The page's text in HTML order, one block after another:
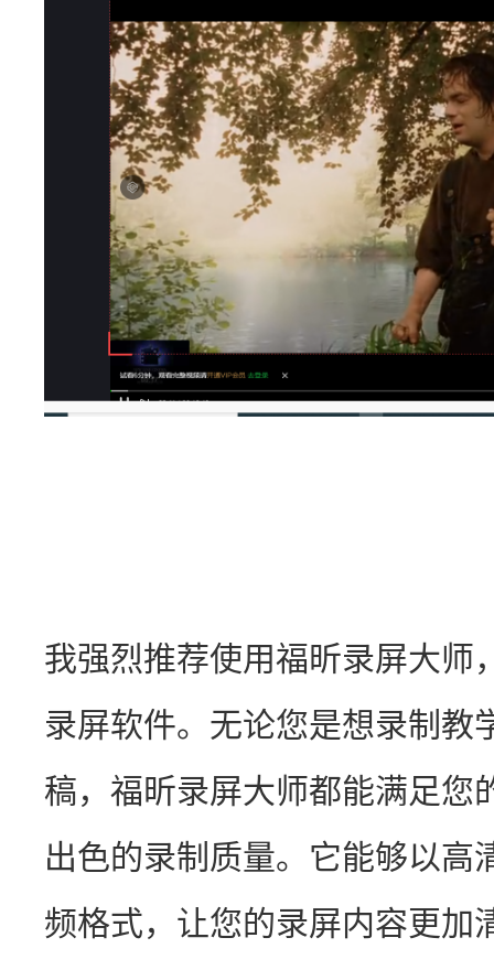
我强烈推荐使用福昕录屏大师
录屏软件。无论您是想录制教
稿，福昕录屏大师都能满足您
出色的录制质量。它能够以高
频格式，让您的录屏内容更加